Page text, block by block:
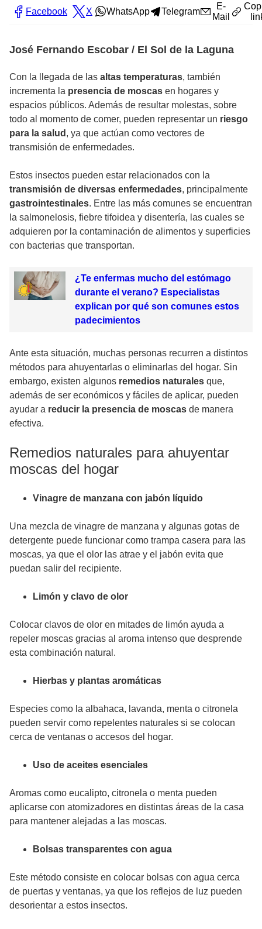
Facebook X WhatsApp Telegram
E-
Mail
José Fernando Escobar / El Sol de la Laguna
Con la llegada de las altas temperaturas, también
incrementa la presencia de moscas en hogares y
espacios públicos. Además de resultar molestas, sobre
todo al momento de comer, pueden representar un riesgo
para la salud , ya que actúan como vectores de
transmisión de enfermedades.
Estos insectos pueden estar relacionados con la
transmisión de diversas enfermedades, principalmente
gastrointestinales. Entre las más comunes se encuentran
la salmonelosis, fiebre tifoidea y disentería, las cuales se
adquieren por la contaminación de alimentos y superficies
con bacterias que transportan.
¿Te enfermas mucho del estómago
durante el verano? Especialistas
explican por qué son comunes estos
padecimientos
Ante esta situación, muchas personas recurren a distintos
métodos para ahuyentarlas o eliminarlas del hogar. Sin
embargo, existen algunos remedios naturales que,
además de ser económicos y fáciles de aplicar, pueden
ayudar a reducir la presencia de moscas de manera
efectiva.
Remedios naturales para ahuyentar
moscas del hogar
Vinagre de manzana con jabón líquido
Una mezcla de vinagre de manzana y algunas gotas de
detergente puede funcionar como trampa casera para las
moscas, ya que el olor las atrae y el jabón evita que
puedan salir del recipiente.
Limón y clavo de olor
Colocar clavos de olor en mitades de limón ayuda a
repeler moscas gracias al aroma intenso que desprende
esta combinación natural.
Hierbas y plantas aromáticas
Especies como la albahaca, lavanda, menta o citronela
pueden servir como repelentes naturales si se colocan
cerca de ventanas o accesos del hogar.
Uso de aceites esenciales
Aromas como eucalipto, citronela o menta pueden
aplicarse con atomizadores en distintas áreas de la casa
para mantener alejadas a las moscas.
Bolsas transparentes con agua
Este método consiste en colocar bolsas con agua cerca
de puertas y ventanas, ya que los reflejos de luz pueden
desorientar a estos insectos.